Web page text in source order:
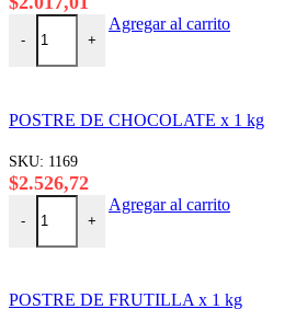
-
POLVO P/BIZCOCHUELO SABOR
+
Agregar al carrito
POSTRE DE CHOCOLATE x 1 kg
SKU: 1169
$2.526,72
-
POSTRE DE CHOCOLATE x 1 kg
+
Agregar al carrito
POSTRE DE FRUTILLA x 1 kg